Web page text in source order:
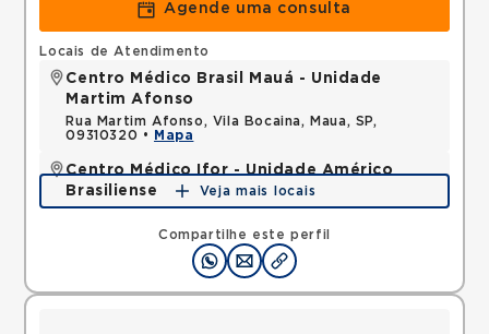
Agende uma consulta
Compartilhe este perfil
Locais de Atendimento
Centro Médico Brasil Mauá - Unidade
Martim Afonso
Rua Martim Afonso, Vila Bocaina, Maua, SP,
09310320 •
Mapa
Centro Médico Ifor - Unidade Américo
Brasiliense
Rua Americo Brasiliense, Centro, Sao Bernardo do
Campo, SP, 09715021 •
Mapa
Veja mais locais